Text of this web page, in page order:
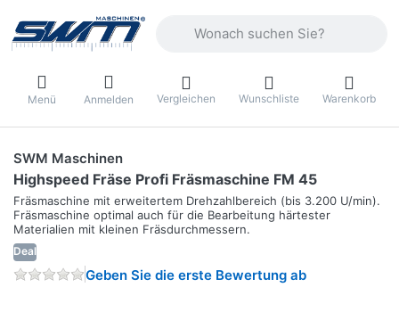
Menü Anmelden Vergleichen Wunschliste Warenkorb
SWM Maschinen
Highspeed Fräse Profi Fräsmaschine FM 45
Fräsmaschine mit erweitertem Drehzahlbereich (bis 3.200 U/min).
Fräsmaschine optimal auch für die Bearbeitung härtester
Materialien mit kleinen Fräsdurchmessern.
Deal
Geben Sie die erste Bewertung ab